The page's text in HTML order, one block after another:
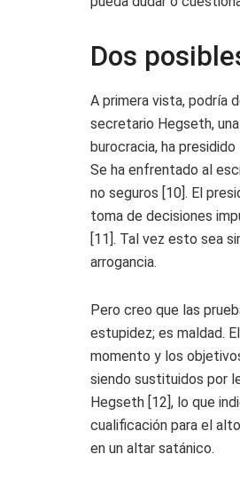
Dos
A primera vista, podría
secretario Hegseth,
burocracia, ha
Se ha enfrentado al
no seguros [10]. El
toma de decisiones
[11]. Tal vez esto sea
arrogancia.
Pero creo que las
estupidez; es maldad.
momento y los
siendo sustituidos por
Hegseth [12], lo que
cualificación para el
en un altar satánico.